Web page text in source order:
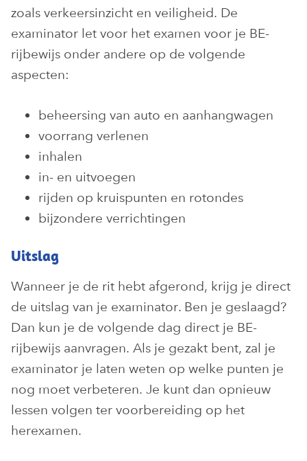
zoals verkeersinzicht en veiligheid. De
examinator let voor het examen voor je BE-
rijbewijs onder andere op de volgende
aspecten:
beheersing van auto en aanhangwagen
voorrang verlenen
inhalen
in- en uitvoegen
rijden op kruispunten en rotondes
bijzondere verrichtingen
Uitslag
Wanneer je de rit hebt afgerond, krijg je direct
de uitslag van je examinator. Ben je geslaagd?
Dan kun je de volgende dag direct je BE-
rijbewijs aanvragen. Als je gezakt bent, zal je
examinator je laten weten op welke punten je
nog moet verbeteren. Je kunt dan opnieuw
lessen volgen ter voorbereiding op het
herexamen.